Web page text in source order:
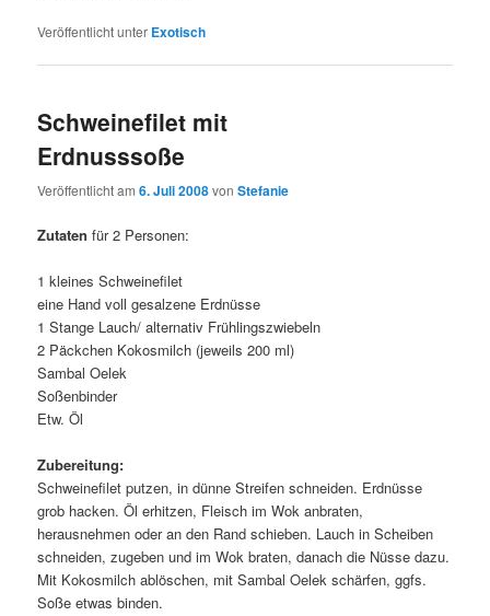
Veröffentlicht unter Exotisch
Schweinefilet mit
Erdnusssoße
Veröffentlicht am6. Juli 2008vonStefanie
Zutaten für 2 Personen:
1 kleines Schweinefilet
eine Hand voll gesalzene Erdnüsse
1 Stange Lauch/ alternativ Frühlingszwiebeln
2 Päckchen Kokosmilch (jeweils 200 ml)
Sambal Oelek
Soßenbinder
Etw. Öl
Zubereitung:
Schweinefilet putzen, in dünne Streifen schneiden. Erdnüsse
grob hacken. Öl erhitzen, Fleisch im Wok anbraten,
herausnehmen oder an den Rand schieben. Lauch in Scheiben
schneiden, zugeben und im Wok braten, danach die Nüsse dazu.
Mit Kokosmilch ablöschen, mit Sambal Oelek schärfen, ggfs.
Soße etwas binden.